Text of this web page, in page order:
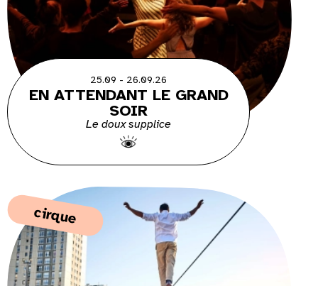
25.09 - 26.09.26
EN ATTENDANT LE GRAND
SOIR
Le doux supplice
cirque